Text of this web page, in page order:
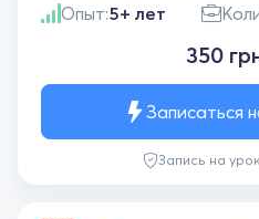
Опыт:5+ лет
350
Запись на
Записаться